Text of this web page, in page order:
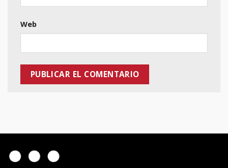
Web